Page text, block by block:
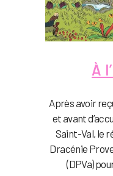
À
Après avoir
et avant
Saint-Val, le
Dracénie
(DPVa)